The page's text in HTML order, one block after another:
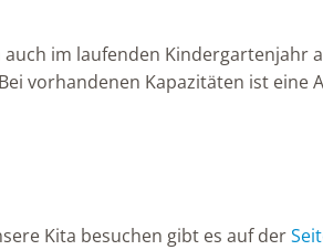
im laufenden Kindergartenjahr
vorhandenen Kapazitäten ist eine
Kita besuchen gibt es auf der